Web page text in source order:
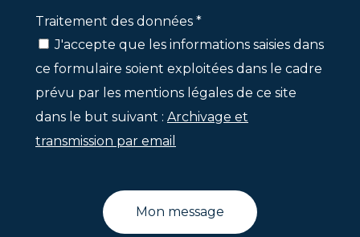
Traitement des données *
J'accepte que les informations saisies dans
ce formulaire soient exploitées dans le cadre
prévu par les mentions légales de ce site
dans le but suivant : Archivage et
transmission par email